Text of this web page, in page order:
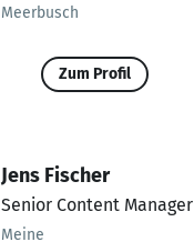
Meerbusch
Zum Profil
Jens Fischer
Senior Content Manager
Meine